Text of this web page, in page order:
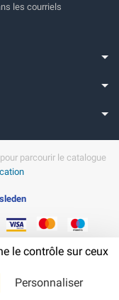
les courriels
parcourir le catalogue
le contrôle sur ceux
Personnaliser